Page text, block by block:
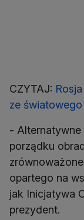
CZYTAJ:
ze
-
porządku
opartego na
jak Inicjatywa
prezydent.